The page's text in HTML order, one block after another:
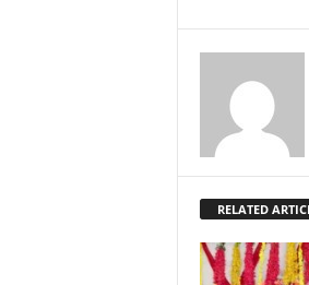
RELATED